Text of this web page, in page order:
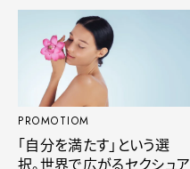
PROMOTIOM
「自分を満たす」という選